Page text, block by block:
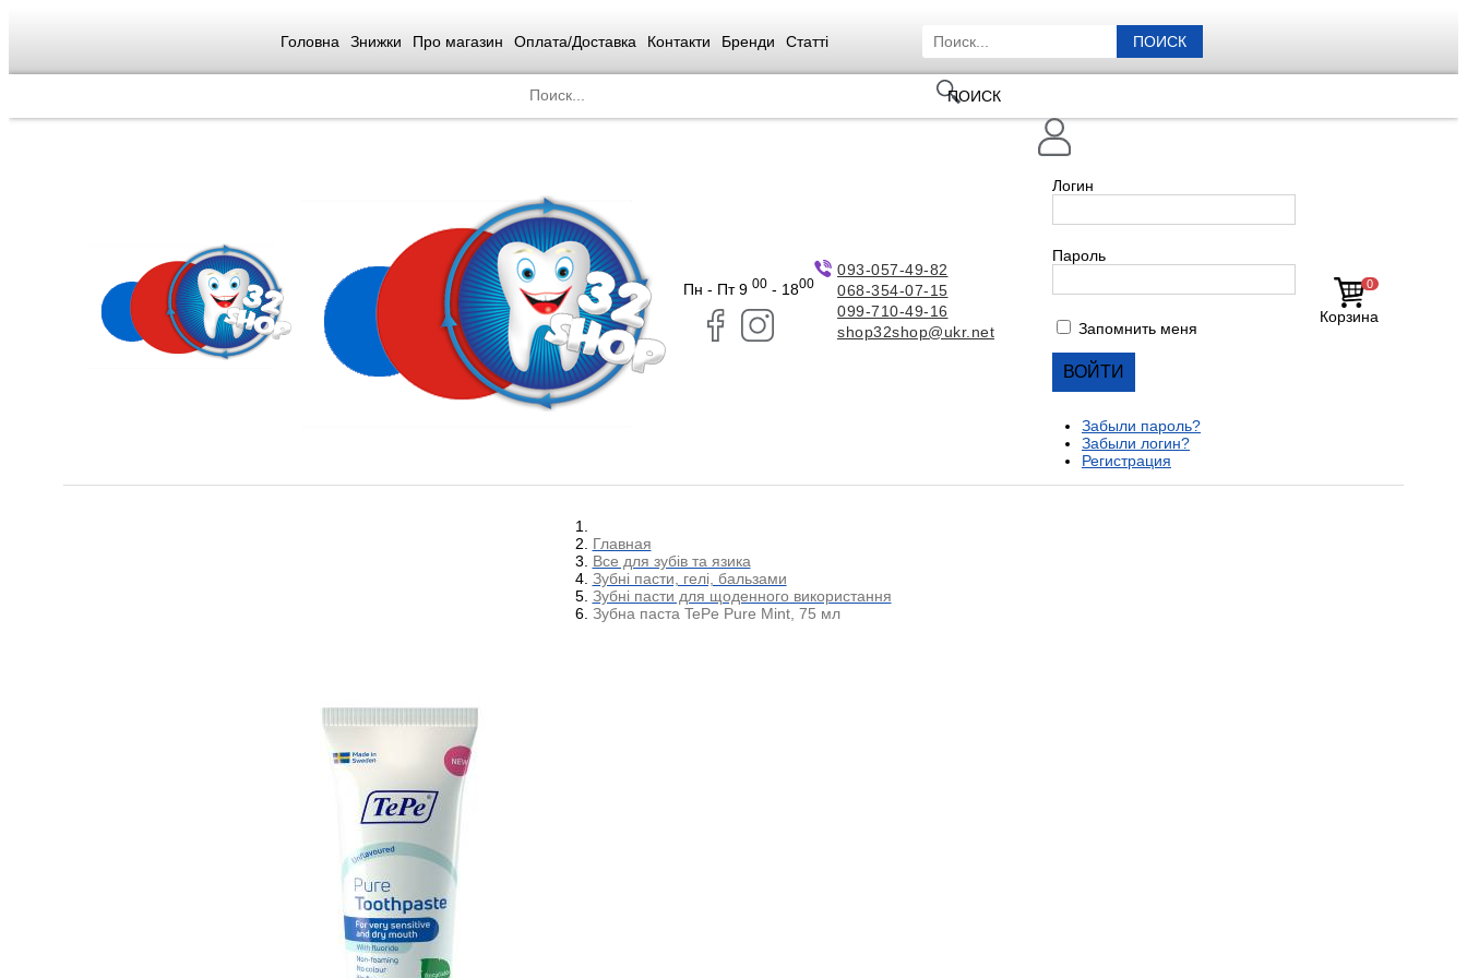
Головна Знижки Про магазин Оплата/Доставка Контакти Бренди Статті ПОИСК
ПОИСК
Пн - Пт 9 00 - 1800
093-057-49-82
068-354-07-15
099-710-49-16
shop32shop@ukr.net
0
Корзина
Логин
Пароль
Запомнить меня
Забыли пароль?
Забыли логин?
Регистрация
Главная
Все для зубів та язика
Зубні пасти, гелі, бальзами
Зубні пасти для щоденного використання
Зубна паста TePe Pure Mint, 75 мл